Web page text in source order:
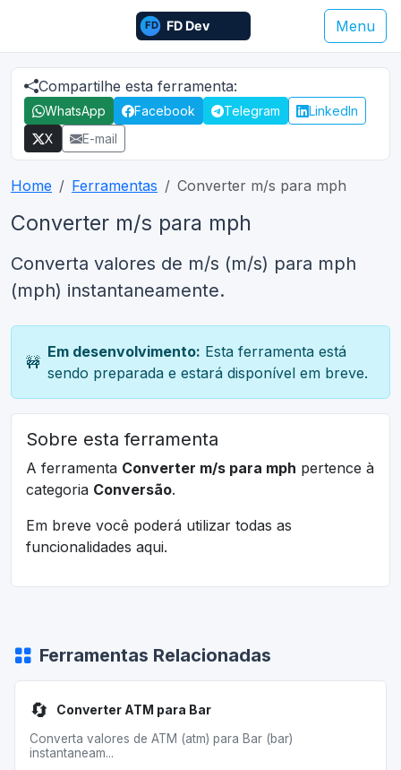
Menu
Compartilhe esta ferramenta:
WhatsApp Facebook Telegram
LinkedIn
X
E-mail
Home Ferramentas Converter m/s para mph
Converter m/s para mph
Converta valores de m/s (m/s) para mph
(mph) instantaneamente.
🚧
Em desenvolvimento: Esta ferramenta está
sendo preparada e estará disponível em breve.
Sobre esta ferramenta
A ferramenta Converter m/s para mph pertence à
categoria Conversão.
Em breve você poderá utilizar todas as
funcionalidades aqui.
Ferramentas Relacionadas
🔄 Converter ATM para Bar
Converta valores de ATM (atm) para Bar (bar)
instantaneam...